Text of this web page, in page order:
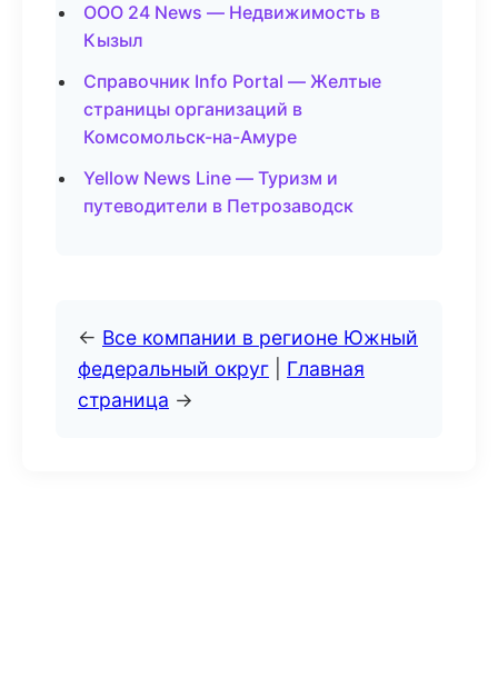
ООО 24 News — Недвижимость в
Кызыл
Справочник Info Portal — Желтые
страницы организаций в
Комсомольск-на-Амуре
Yellow News Line — Туризм и
путеводители в Петрозаводск
← Все компании в регионе Южный
федеральный округ
Главная
страница →